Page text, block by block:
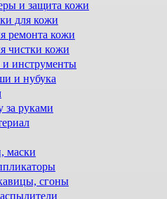
и защита кожи
для кожи
ремонта кожи
чистки кожи
и инструменты
и нубука
за руками
маски
сгоны